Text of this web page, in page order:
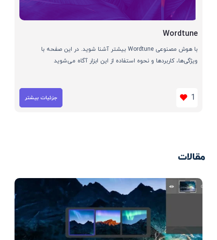
Wordtune
با هوش مصنوعی Wordtune بیشتر آشنا شوید. در این صفحه با
ویژگی‌ها، کاربردها و نحوه استفاده از این ابزار آگاه می‌شوید
1 جزئیات بیشتر
مقالات